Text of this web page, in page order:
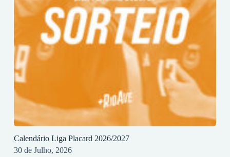
Calendário Liga Placard 2026/2027
30 de Julho, 2026